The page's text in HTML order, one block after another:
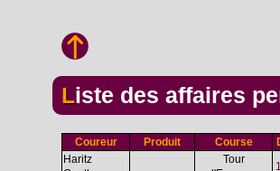
Liste des affaires
Coureur Produit Course
Haritz
Tour